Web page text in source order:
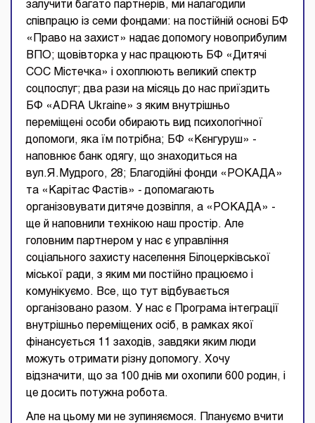
залучити багато партнерів, ми налагодили
співпрацю із семи фондами: на постійній основі БФ
«Право на захист» надає допомогу новоприбулим
ВПО; щовівторка у нас працюють БФ «Дитячі
СОС Містечка» і охоплюють великий спектр
соцпослуг; два рази на місяць до нас приїздить
БФ «ADRA Ukraine» з яким внутрішньо
переміщені особи обирають вид психологічної
допомоги, яка їм потрібна; БФ «Кєнгуруш» -
наповнює банк одягу, що знаходиться на
вул.Я.Мудрого, 28; Благодійні фонди «РОКАДА»
та «Карітас Фастів» - допомагають
організовувати дитяче дозвілля, а «РОКАДА» -
ще й наповнили технікою наш простір. Але
головним партнером у нас є управління
соціального захисту населення Білоцерківської
міської ради, з яким ми постійно працюємо і
комунікуємо. Все, що тут відбувається
організовано разом. У нас є Програма інтеграції
внутрішньо переміщених осіб, в рамках якої
фінансується 11 заходів, завдяки яким люди
можуть отримати різну допомогу. Хочу
відзначити, що за 100 днів ми охопили 600 родин, і
це досить потужна робота.
Але на цьому ми не зупиняємося. Плануємо вчити